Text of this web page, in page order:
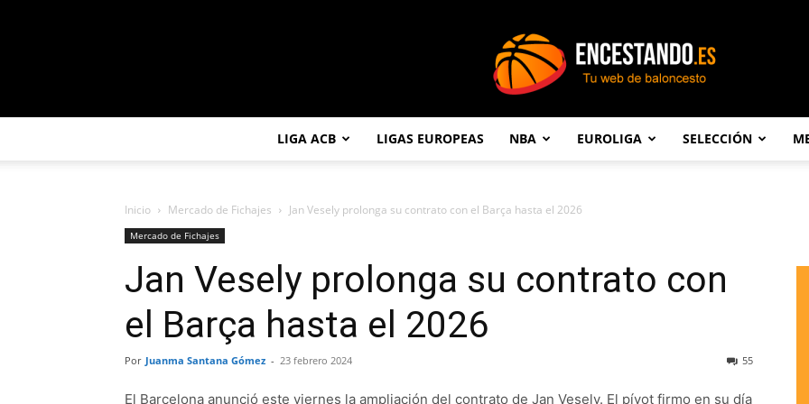
LIGA ACB LIGAS EUROPEAS NBA EUROLIGA SELECCIÓN
Inicio Mercado de Fichajes Jan Vesely prolonga su contrato con el Barça hasta el 2026
Mercado de Fichajes
Jan Vesely prolonga su contrato con
el Barça hasta el 2026
Por Juanma Santana Gómez - 23 febrero 2024 55
El Barcelona anunció este viernes la ampliación del contrato de Jan Vesely. El pívot firmo en su día